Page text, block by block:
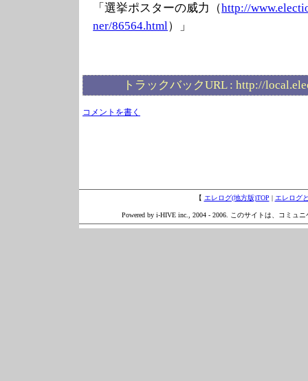
「選挙ポスターの威力（http://www.elec
ner/86564.html）」
トラックバックURL : http://
コメントを書く
【 エレログ(地方版)TOP | エレログ
Powered by i-HIVE inc., 2004 - 2006. このサイトは、コミュ